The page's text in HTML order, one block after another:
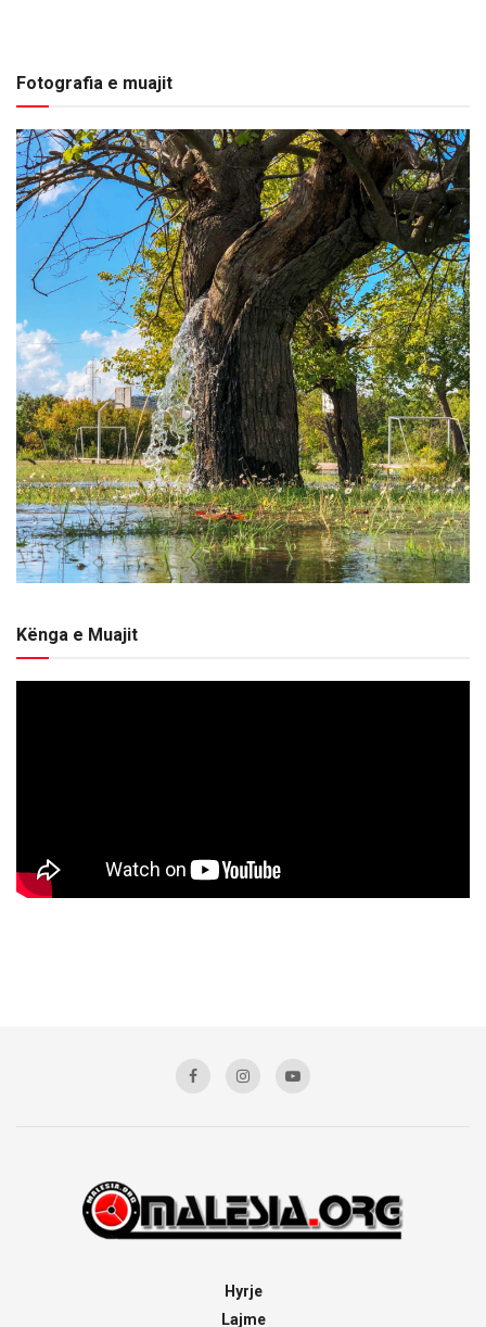
Fotografia e muajit
Kënga e Muajit
Hyrje
Lajme